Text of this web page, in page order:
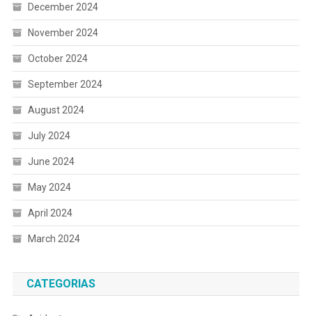
December 2024
November 2024
October 2024
September 2024
August 2024
July 2024
June 2024
May 2024
April 2024
March 2024
CATEGORIAS